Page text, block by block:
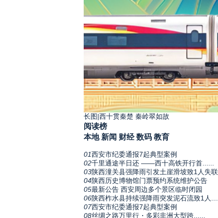
长图|西十贯秦楚 秦岭翠如故
阅读榜
本地 新闻 财经 数码 教育
01西安市纪委通报7起典型案例
02千里通途半日还 ——西十高铁开行首......
03陕西潼关县强降雨引发土崖滑坡致1人失联
04陕西历史博物馆门票预约系统维护公告
05最新公告 西安周边多个景区临时闭园
06陕西柞水县持续强降雨突发泥石流致1人
07西安市纪委通报7起典型案例
08丝绸之路万里行・多彩非洲大型跨......